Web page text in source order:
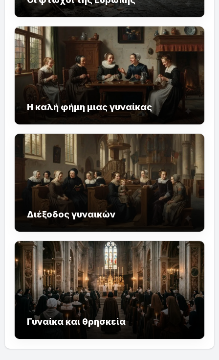
Η καλή φήμη μιας γυναίκας
Διέξοδος γυναικών
Γυναίκα και θρησκεία